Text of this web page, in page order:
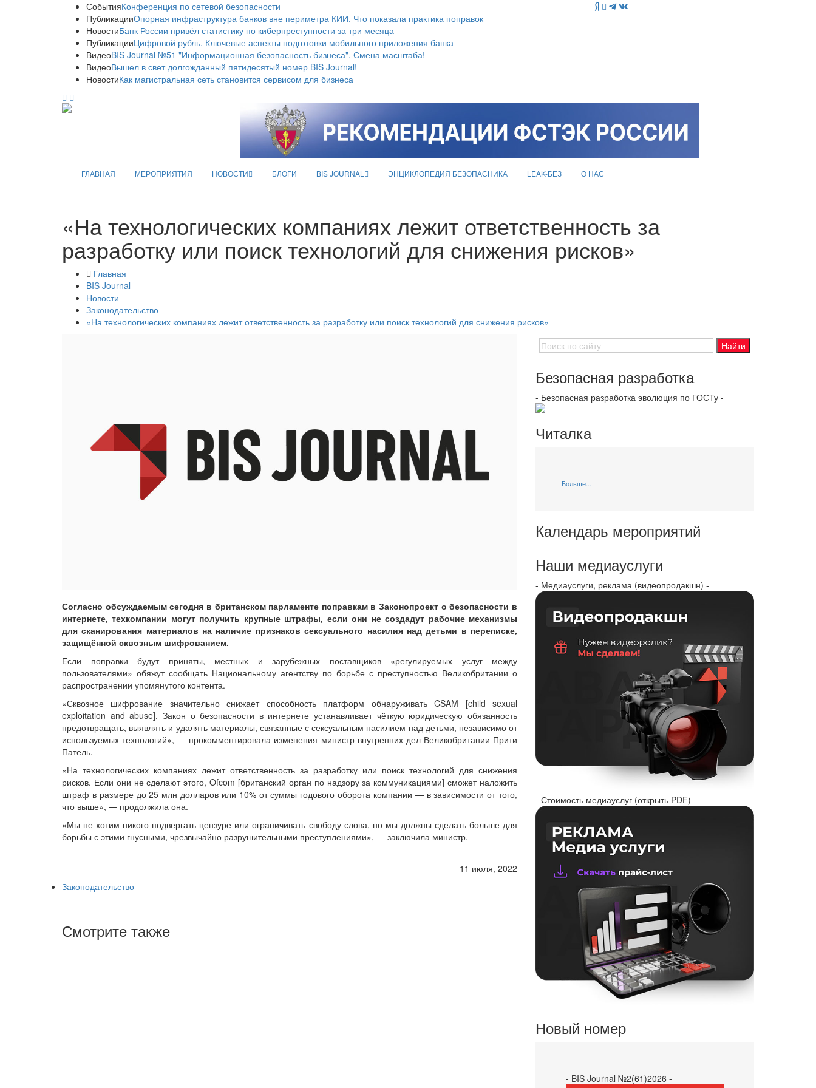
СобытияКонференция по сетевой безопасности
ПубликацииОпорная инфраструктура банков вне периметра КИИ. Что показала практика поправок
НовостиБанк России привёл статистику по киберпреступности за три месяца
ПубликацииЦифровой рубль. Ключевые аспекты подготовки мобильного приложения банка
ВидеоBIS Journal №51 "Информационная безопасность бизнеса". Смена масштаба!
ВидеоВышел в свет долгожданный пятидесятый номер BIS Journal!
НовостиКак магистральная сеть становится сервисом для бизнеса
ГЛАВНАЯ МЕРОПРИЯТИЯ НОВОСТИ БЛОГИ BIS JOURNAL ЭНЦИКЛОПЕДИЯ БЕЗОПАСНИКА LEAK-БЕЗ О НАС
«На технологических компаниях лежит ответственность за
разработку или поиск технологий для снижения рисков»
Главная
BIS Journal
Новости
Законодательство
«На технологических компаниях лежит ответственность за разработку или поиск технологий для снижения рисков»
Согласно обсуждаемым сегодня в британском парламенте поправкам в Законопроект о безопасности в
интернете, техкомпании могут получить крупные штрафы, если они не создадут рабочие механизмы
для сканирования материалов на наличие признаков сексуального насилия над детьми в переписке,
защищённой сквозным шифрованием.
Если поправки будут приняты, местных и зарубежных поставщиков «регулируемых услуг между
пользователями» обяжут сообщать Национальному агентству по борьбе с преступностью Великобритании о
распространении упомянутого контента.
«Сквозное шифрование значительно снижает способность платформ обнаруживать CSAM [child sexual
exploitation and abuse]. Закон о безопасности в интернете устанавливает чёткую юридическую обязанность
предотвращать, выявлять и удалять материалы, связанные с сексуальным насилием над детьми, независимо от
используемых технологий», — прокомментировала изменения министр внутренних дел Великобритании Прити
Патель.
«На технологических компаниях лежит ответственность за разработку или поиск технологий для снижения
рисков. Если они не сделают этого, Ofcom [британский орган по надзору за коммуникациями] сможет наложить
штраф в размере до 25 млн долларов или 10% от суммы годового оборота компании — в зависимости от того,
что выше», — продолжила она.
«Мы не хотим никого подвергать цензуре или ограничивать свободу слова, но мы должны сделать больше для
борьбы с этими гнусными, чрезвычайно разрушительными преступлениями», — заключила министр.
11 июля, 2022
Законодательство
Смотрите также
Безопасная разработка
- Безопасная разработка эволюция по ГОСТу -
Читалка
Больше...
Календарь мероприятий
Наши медиауслуги
- Медиауслуги, реклама (видеопродакшн) -
- Стоимость медиауслуг (открыть PDF) -
Новый номер
- BIS Journal №2(61)2026 -